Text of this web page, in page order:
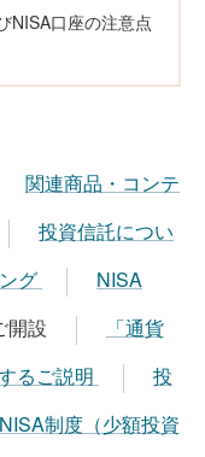
NISA口座の注意点
関連商品・コンテ
投資信託につい
グ
NISA
開設
「通貨
るご説明
投
NISA制度（少額投資